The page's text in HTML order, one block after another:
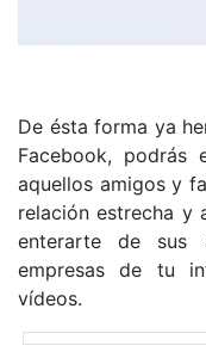
De ésta forma ya
Facebook,
aquellos amigos y
relación estrecha y
enterarte de sus
empresas de tu
vídeos.